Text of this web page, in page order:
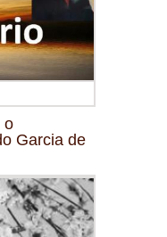
o
Garcia de